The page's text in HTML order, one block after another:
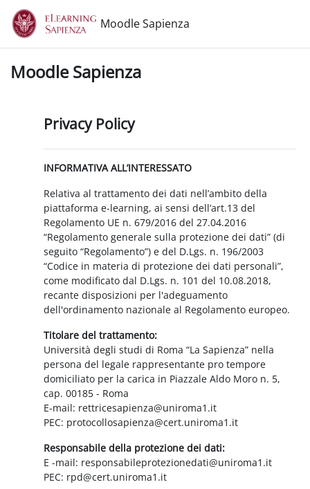
Vai al contenuto principale
Moodle Sapienza
Moodle Sapienza
Privacy Policy
INFORMATIVA ALL’INTERESSATO
Relativa al trattamento dei dati nell’ambito della
piattaforma e-learning, ai sensi dell’art.13 del
Regolamento UE n. 679/2016 del 27.04.2016
“Regolamento generale sulla protezione dei dati” (di
seguito “Regolamento”) e del D.Lgs. n. 196/2003
“Codice in materia di protezione dei dati personali”,
come modificato dal D.Lgs. n. 101 del 10.08.2018,
recante disposizioni per l'adeguamento
dell'ordinamento nazionale al Regolamento europeo.
Titolare del trattamento:
Università degli studi di Roma “La Sapienza” nella
persona del legale rappresentante pro tempore
domiciliato per la carica in Piazzale Aldo Moro n. 5,
cap. 00185 - Roma
E-mail: rettricesapienza@uniroma1.it
PEC: protocollosapienza@cert.uniroma1.it
Responsabile della protezione dei dati:
E -mail: responsabileprotezionedati@uniroma1.it
PEC: rpd@cert.uniroma1.it